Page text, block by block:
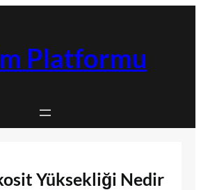
Platformu
Yüksekliği Nedir